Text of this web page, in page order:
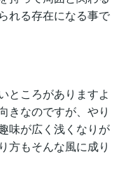
れる存在になる事で
ところがありますよ
きなのですが、やり
味が広く浅くなりが
方もそんな風に成り